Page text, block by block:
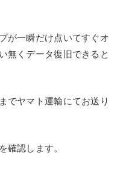
が一瞬だけ点いてすぐオ
無くデータ復旧できると
でヤマト運輸にてお送り
確認します。